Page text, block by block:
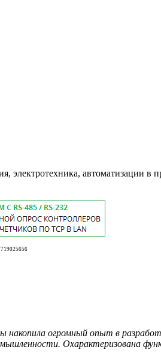
автоматизации в
огромный опыт в
Охарактеризована